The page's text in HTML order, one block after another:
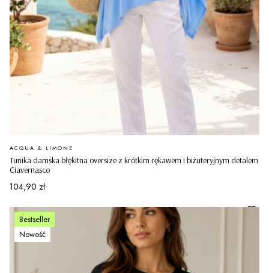
Tunika damska błękitna oversize z krótkim rękawem i biżuteryjnym detalem
Ciavernasco
PRODUCENT
ACQUA & LIMONE
Cena
104,90 zł
Bestseller
Nowość